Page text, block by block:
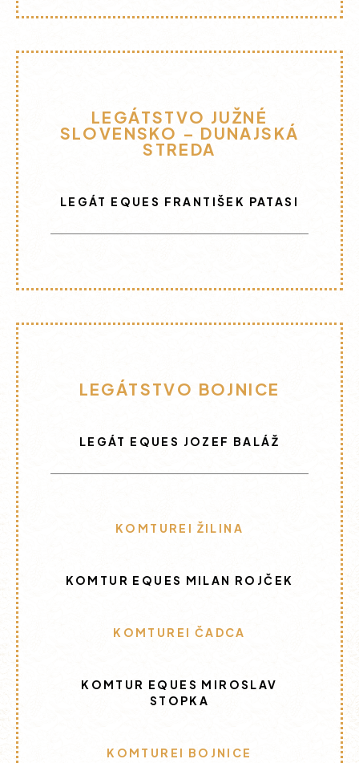
LEGÁTSTVO JUŽNÉ
SLOVENSKO – DUNAJSKÁ
STREDA
LEGÁT EQUES FRANTIŠEK PATASI
LEGÁTSTVO BOJNICE
LEGÁT EQUES JOZEF BALÁŽ
KOMTUREI ŽILINA
KOMTUR EQUES MILAN ROJČEK
KOMTUREI ČADCA
KOMTUR EQUES MIROSLAV
STOPKA
KOMTUREI BOJNICE